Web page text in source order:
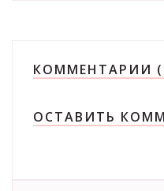
КОММЕНТАРИИ
ОСТАВИТЬ